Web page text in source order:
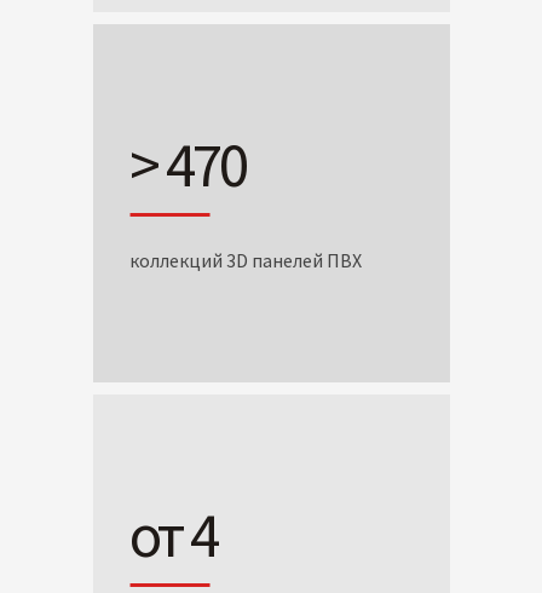
> 470
коллекций 3D панелей ПВХ
от 4